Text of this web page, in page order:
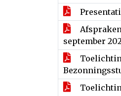
september